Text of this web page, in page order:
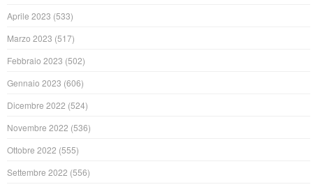
Aprile 2023 (533)
Marzo 2023 (517)
Febbraio 2023 (502)
Gennaio 2023 (606)
Dicembre 2022 (524)
Novembre 2022 (536)
Ottobre 2022 (555)
Settembre 2022 (556)